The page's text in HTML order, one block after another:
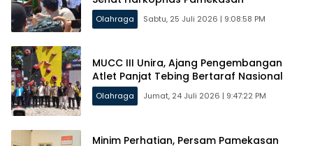
Olahraga Sabtu, 25 Juli 2026 | 9:08:58 PM
MUCC III Unira, Ajang Pengembangan
Atlet Panjat Tebing Bertaraf Nasional
Olahraga Jumat, 24 Juli 2026 | 9:47:22 PM
Minim Perhatian, Persam Pamekasan